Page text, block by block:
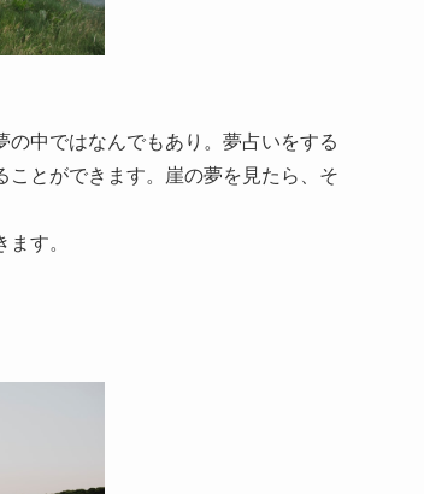
中ではなんでもあり。夢占いをする
とができます。崖の夢を見たら、そ
す。